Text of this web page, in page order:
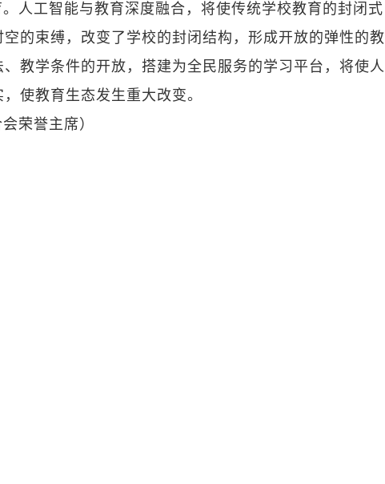
人工智能与教育深度融合，将使传统学校教育的封闭式
的束缚，改变了学校的封闭结构，形成开放的弹性的教
教学条件的开放，搭建为全民服务的学习平台，将使人
使教育生态发生重大改变。
荣誉主席）